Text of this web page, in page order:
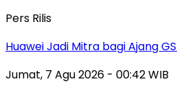
Pers Rilis
Huawei Jadi Mitra bagi Ajang
Jumat, 7 Agu 2026 - 00:42 WIB